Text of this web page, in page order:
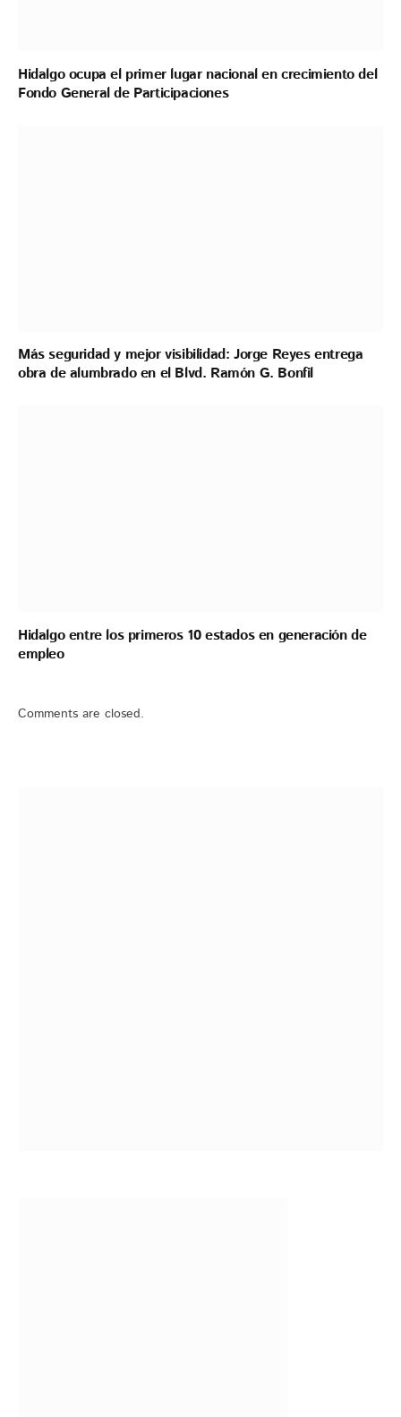
Hidalgo ocupa el primer lugar nacional en crecimiento del
Fondo General de Participaciones
Más seguridad y mejor visibilidad: Jorge Reyes entrega
obra de alumbrado en el Blvd. Ramón G. Bonfil
Hidalgo entre los primeros 10 estados en generación de
empleo
Comments are closed.